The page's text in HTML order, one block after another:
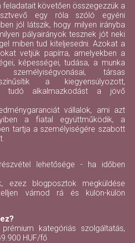
feladatait követően összegezzük a
egy róla szóló egyéni
jól látszik, hogy milyen irányba
pályairányok tesznek jót neki
miben tud kiteljesedni. Azokat a
vetjük papírra, amelyekben a
képességei, tudása, a munka
társas
a kiegyensúlyozott,
tudó alkalmazkodást a jövő
vállalok, ami azt
a fiatal együttműködik, a
tartja a személyiségére szabott
lehetősége - ha időben
ezez blogposztok megküldése
várnod rá és külön-külön
kategóriás szolgáltatás,
HUF/fő